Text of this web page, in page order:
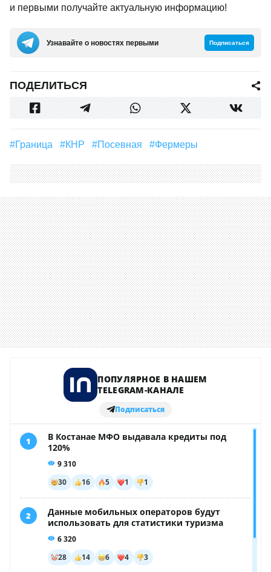
и первыми получайте актуальную информацию!
Узнавайте о новостях первыми Подписаться
ПОДЕЛИТЬСЯ
#граница #КНР #Посевная #фермеры